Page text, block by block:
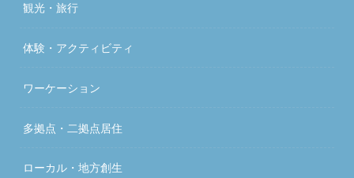
観光・旅行
体験・アクティビティ
ワーケーション
多拠点・二拠点居住
ローカル・地方創生